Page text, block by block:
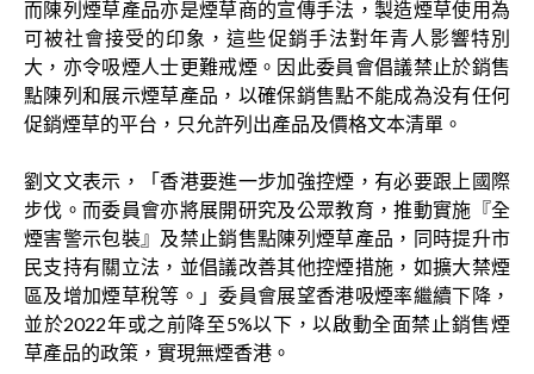
而陳列煙草產品亦是煙草商的宣傳手法，製造煙草使用為
可被社會接受的印象，這些促銷手法對年青人影響特別
大，亦令吸煙人士更難戒煙。因此委員會倡議禁止於銷售
點陳列和展示煙草產品，以確保銷售點不能成為没有任何
促銷煙草的平台，只允許列出產品及價格文本清單。
劉文文表示，「香港要進一步加強控煙，有必要跟上國際
步伐。而委員會亦將展開研究及公眾教育，推動實施『全
煙害警示包裝』及禁止銷售點陳列煙草產品，同時提升市
民支持有關立法，並倡議改善其他控煙措施，如擴大禁煙
區及增加煙草稅等。」委員會展望香港吸煙率繼續下降，
並於2022年或之前降至5%以下，以啟動全面禁止銷售煙
草產品的政策，實現無煙香港。